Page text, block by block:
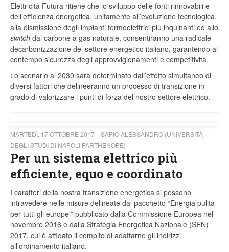
Elettricità Futura ritiene che lo sviluppo delle fonti rinnovabili e
dell’efficienza energetica, unitamente all’evoluzione tecnologica,
alla dismissione degli impianti termoelettrici più inquinanti ed allo
switch dal carbone a gas naturale, consentiranno una radicale
decarbonizzazione del settore energetico italiano, garantendo al
contempo sicurezza degli approvvigionamenti e competitività.
Lo scenario al 2030 sarà determinato dall’effetto simultaneo di
diversi fattori che delineeranno un processo di transizione in
grado di valorizzare i punti di forza del nostro settore elettrico.
MARTEDÌ, 17 OTTOBRE 2017
SAPIO ALESSANDRO (UNIVERSITÀ
DEGLI STUDI DI NAPOLI PARTHENOPE)
Per un sistema elettrico più
efficiente, equo e coordinato
I caratteri della nostra transizione energetica si possono
intravedere nelle misure delineate dal pacchetto “Energia pulita
per tutti gli europei” pubblicato dalla Commissione Europea nel
novembre 2016 e dalla Strategia Energetica Nazionale (SEN)
2017, cui è affidato il compito di adattarne gli indirizzi
all’ordinamento italiano.